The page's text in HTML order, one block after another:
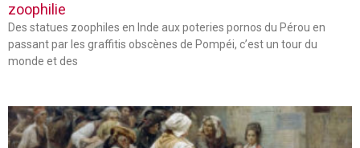
zoophilie
Des statues zoophiles en Inde aux poteries pornos du Pérou en
passant par les graffitis obscènes de Pompéi, c’est un tour du
monde et des